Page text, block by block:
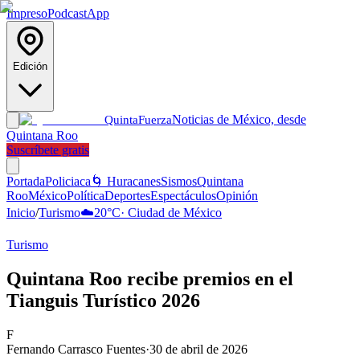
ImpresoPodcastApp
Edición
QuintaFuerzaNoticias de México, desde
Quintana Roo
Suscríbete gratis
PortadaPoliciaca 🌀 HuracanesSismosQuintana
RooMéxicoPolíticaDeportesEspectáculosOpinión
Inicio/Turismo☁️20°C· Ciudad de México
Turismo
Quintana Roo recibe premios en el
Tianguis Turístico 2026
F
Fernando Carrasco Fuentes·30 de abril de 2026